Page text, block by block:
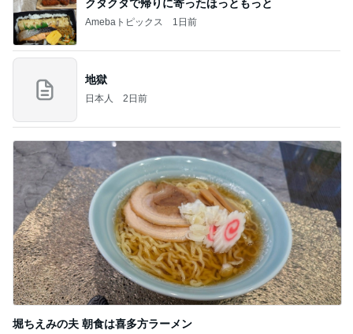
クタクタで帰りに寄ったほっともっと
Amebaトピックス 1日前
地獄
日本人 2日前
堀ちえみの夫 朝食は喜多方ラーメン